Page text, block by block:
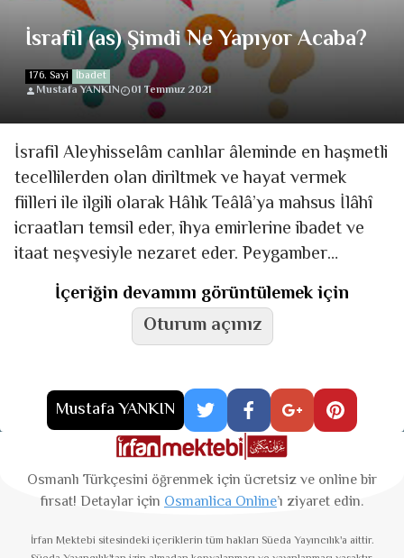
İsrafil (as) Şimdi Ne Yapıyor Acaba?
176. Sayi İbadet
Mustafa YANKIN
01 Temmuz 2021
İsrafil Aleyhisselâm canlılar âleminde en haşmetli
tecellilerden olan diriltmek ve hayat vermek
fiilleri ile ilgili olarak Hâlık Teâlâ’ya mahsus İlâhî
icraatları temsil eder, ihya emirlerine ibadet ve
itaat neşvesiyle nezaret eder. Peygamber
Efendimiz (sav) bir
İçeriğin devamını görüntülemek için
Oturum açınız
Mustafa YANKIN
Osmanlı Türkçesini öğrenmek için ücretsiz ve online bir
fırsat! Detaylar için Osmanlica Online’ı ziyaret edin.
İrfan Mektebi sitesindeki içeriklerin tüm hakları Süeda Yayıncılık'a aittir.